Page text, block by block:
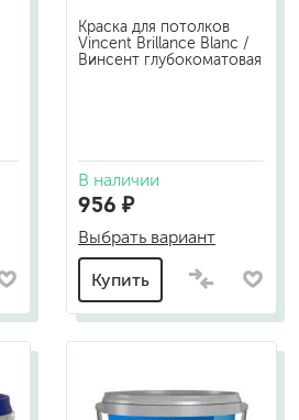
Краска для потолков
Vincent Brillance Blanc /
Винсент глубокоматовая
В наличии
956 ₽
Выбрать вариант
Купить